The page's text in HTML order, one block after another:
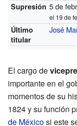
Supresión 5 de
el 19 de
Último
titular
José
El cargo de
importante en el
momentos de su
1824 y su función
de Méxicosi este